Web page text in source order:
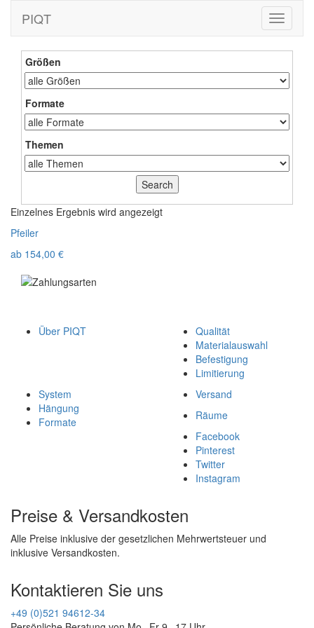
Toggle
PIQT
Größen
Formate
Themen
Einzelnes Ergebnis wird angezeigt
Pfeiler
ab 154,00 €
Über PIQT
Qualität
Materialauswahl
Befestigung
Limitierung
System
Hängung
Formate
Versand
Räume
Facebook
Pinterest
Twitter
Instagram
Preise & Versandkosten
Alle Preise inklusive der gesetzlichen Mehrwertsteuer und
inklusive Versandkosten.
Kontaktieren Sie uns
+49 (0)521 94612-34